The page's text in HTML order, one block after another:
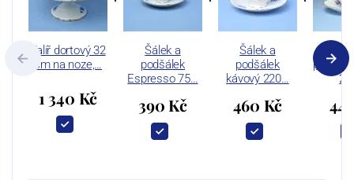
Talíř dortový 32
cm na noze,…
1 340 Kč
Šálek a
podšálek
Espresso 75…
390 Kč
Šálek a
podšálek
kávový 220…
460 Kč